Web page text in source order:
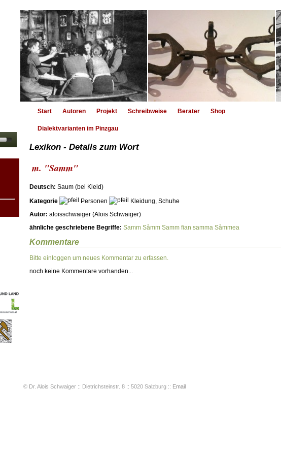
Start Autoren Projekt Schreibweise Berater Shop
Dialektvarianten im Pinzgau
Lexikon - Details zum Wort
m. "Samm"
Deutsch: Saum (bei Kleid)
Kategorie
Personen
Kleidung, Schuhe
Autor: aloisschwaiger (Alois Schwaiger)
ähnliche geschriebene Begriffe: Samm Såmm Samm fian samma Såmmea
Kommentare
Bitte einloggen um neues Kommentar zu erfassen.
noch keine Kommentare vorhanden...
© Dr. Alois Schwaiger :: Dietrichsteinstr. 8 :: 5020 Salzburg :: Email